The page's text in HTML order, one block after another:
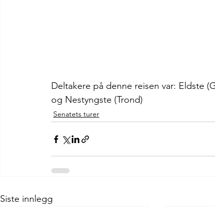
Deltakere på denne reisen var: Eldste
og Nestyngste (Trond)
Senatets turer
Siste innlegg